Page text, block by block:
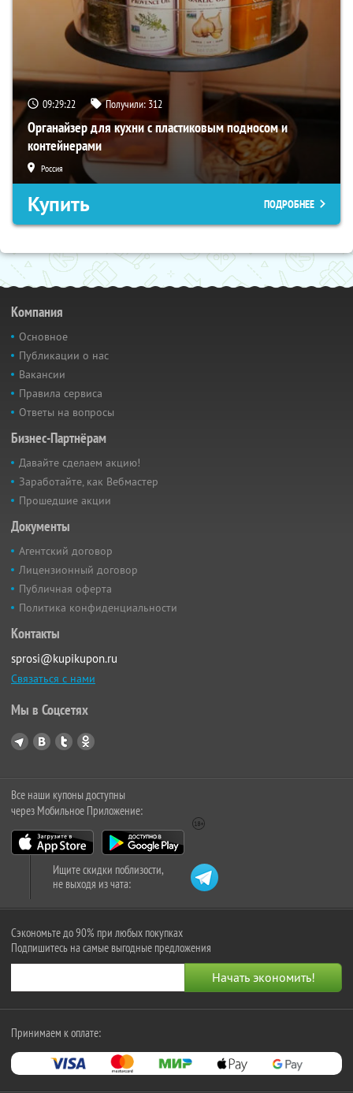
09:29:21 Получили: 312
Органайзер для кухни с пластиковым подносом и
контейнерами
Россия
Купить ПОДРОБНЕЕ
Компания
Основное
Публикации о нас
Вакансии
Правила сервиса
Ответы на вопросы
Бизнес-Партнёрам
Давайте сделаем акцию!
Заработайте, как Вебмастер
Прошедшие акции
Документы
Агентский договор
Лицензионный договор
Публичная оферта
Политика конфиденциальности
Контакты
sprosi@kupikupon.ru
Связаться с нами
Мы в Соцсетях
Все наши купоны доступны
через Мобильное Приложение:
Ищите скидки поблизости,
не выходя из чата:
Сэкономьте до 90% при любых покупках
Подпишитесь на самые выгодные предложения
Принимаем к оплате: